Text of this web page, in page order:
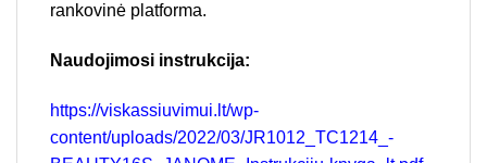
rankovinė platforma.
Naudojimosi instrukcija:
https://viskassiuvimui.lt/wp-
content/uploads/2022/03/JR1012_TC1214_-